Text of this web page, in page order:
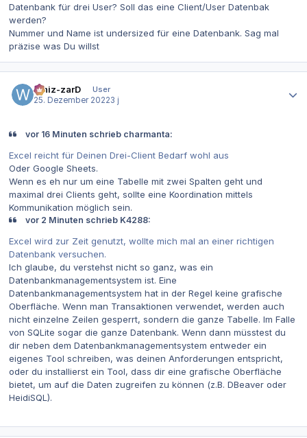
Datenbank für drei User? Soll das eine Client/User Datenbak
werden?
Nummer und Name ist undersized für eine Datenbank. Sag mal
präzise was Du willst
Whiz-zarD
User
25. Dezember 20223 j
vor 16 Minuten schrieb charmanta:
Excel reicht für Deinen Drei-Client Bedarf wohl aus
Oder Google Sheets.
Wenn es eh nur um eine Tabelle mit zwei Spalten geht und
maximal drei Clients geht, sollte eine Koordination mittels
Kommunikation möglich sein.
vor 2 Minuten schrieb K4288:
Excel wird zur Zeit genutzt, wollte mich mal an einer richtigen
Datenbank versuchen.
Ich glaube, du verstehst nicht so ganz, was ein
Datenbankmanagementsystem ist. Eine
Datenbankmanagementsystem hat in der Regel keine grafische
Oberfläche. Wenn man Transaktionen verwendet, werden auch
nicht einzelne Zeilen gesperrt, sondern die ganze Tabelle. Im Falle
von SQLite sogar die ganze Datenbank. Wenn dann müsstest du
dir neben dem Datenbankmanagementsystem entweder ein
eigenes Tool schreiben, was deinen Anforderungen entspricht,
oder du installierst ein Tool, dass dir eine grafische Oberfläche
bietet, um auf die Daten zugreifen zu können (z.B. DBeaver oder
HeidiSQL).